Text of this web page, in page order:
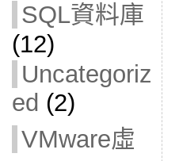
SQL資料庫
(12)
Uncategoriz
ed (2)
VMware虛